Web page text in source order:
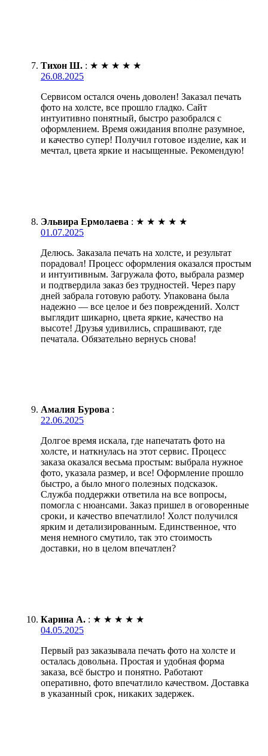
Тихон Ш. : ★ ★ ★ ★ ★
26.08.2025
Сервисом остался очень доволен! Заказал печать
фото на холсте, все прошло гладко. Сайт
интуитивно понятный, быстро разобрался с
оформлением. Время ожидания вполне разумное,
и качество супер! Получил готовое изделие, как и
мечтал, цвета яркие и насыщенные. Рекомендую!
Эльвира Ермолаева : ★ ★ ★ ★ ★
01.07.2025
Делюсь. Заказала печать на холсте, и результат
порадовал! Процесс оформления оказался простым
и интуитивным. Загружала фото, выбрала размер
и подтвердила заказ без трудностей. Через пару
дней забрала готовую работу. Упакована была
надежно — все целое и без повреждений. Холст
выглядит шикарно, цвета яркие, качество на
высоте! Друзья удивились, спрашивают, где
печатала. Обязательно вернусь снова!
Амалия Бурова :
22.06.2025
Долгое время искала, где напечатать фото на
холсте, и наткнулась на этот сервис. Процесс
заказа оказался весьма простым: выбрала нужное
фото, указала размер, и все! Оформление прошло
быстро, а было много полезных подсказок.
Служба поддержки ответила на все вопросы,
помогла с нюансами. Заказ пришел в оговоренные
сроки, и качество впечатлило! Холст получился
ярким и детализированным. Единственное, что
меня немного смутило, так это стоимость
доставки, но в целом впечатлен?
Карина А. : ★ ★ ★ ★ ★
04.05.2025
Первый раз заказывала печать фото на холсте и
осталась довольна. Простая и удобная форма
заказа, всё быстро и понятно. Работают
оперативно, фото впечатлило качеством. Доставка
в указанный срок, никаких задержек.